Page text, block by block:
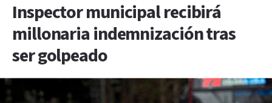
Inspector municipal recibirá
millonaria indemnización tras
ser golpeado